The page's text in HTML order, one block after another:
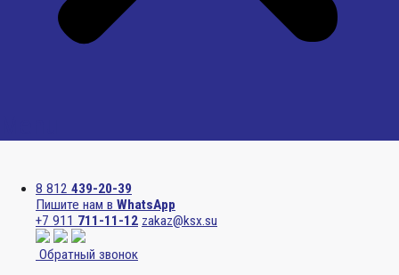
8 812 439-20-39
Пишите нам в WhatsApp
+7 911 711-11-12 zakaz@ksx.su
Обратный звонок